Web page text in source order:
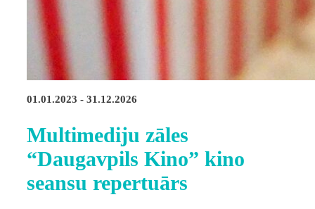
01.01.2023 - 31.12.2026
Multimediju zāles
“Daugavpils Kino” kino
seansu repertuārs